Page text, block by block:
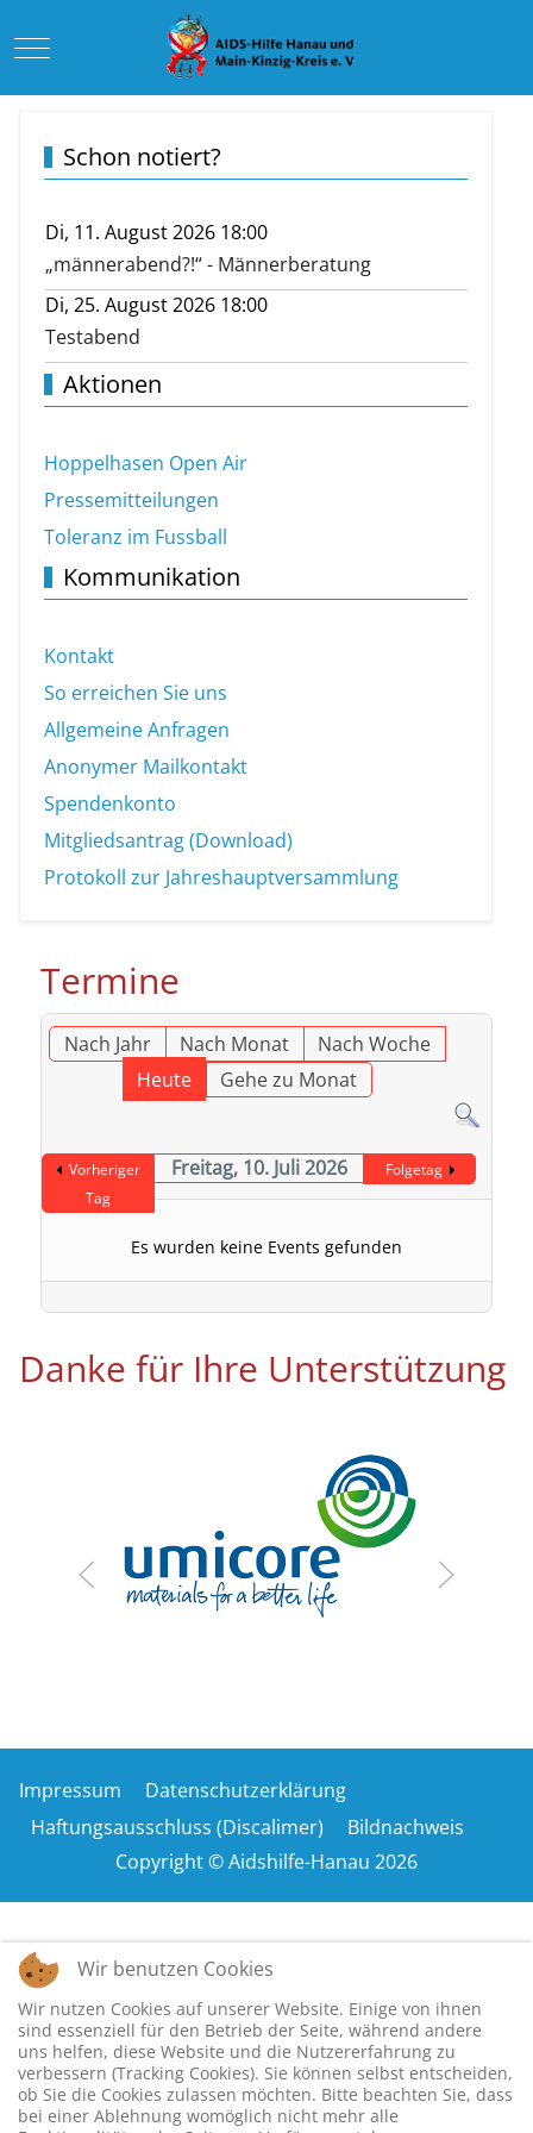
Mobile Menu Toggle
Schon notiert?
Di, 11. August 2026 18:00
„männerabend?!“ - Männerberatung
Di, 25. August 2026 18:00
Testabend
Aktionen
Hoppelhasen Open Air
Pressemitteilungen
Toleranz im Fussball
Kommunikation
Kontakt
So erreichen Sie uns
Allgemeine Anfragen
Anonymer Mailkontakt
Spendenkonto
Mitgliedsantrag (Download)
Protokoll zur Jahreshauptversammlung
Termine
Nach Jahr Nach Monat
Nach Woche
Heute
Gehe zu Monat
Vorheriger
Tag
Freitag, 10. Juli 2026 Folgetag
Es wurden keine Events gefunden
Danke für Ihre Unterstützung
Impressum
Datenschutzerklärung
Haftungsausschluss (Discalimer)
Bildnachweis
Copyright © Aidshilfe-Hanau 2026
Wir benutzen Cookies
Wir nutzen Cookies auf unserer Website. Einige von ihnen
sind essenziell für den Betrieb der Seite, während andere
uns helfen, diese Website und die Nutzererfahrung zu
verbessern (Tracking Cookies). Sie können selbst entscheiden,
ob Sie die Cookies zulassen möchten. Bitte beachten Sie, dass
bei einer Ablehnung womöglich nicht mehr alle